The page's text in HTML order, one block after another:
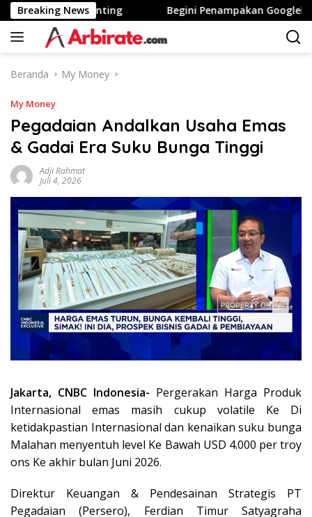
Langsung
ke
konten
Breaking News
Tinggi Stunting Begini Penampakan Googlebook
Beranda My Money
My Money
Pegadaian Andalkan Usaha Emas
& Gadai Era Suku Bunga Tinggi
Adji Rahmat
Juli 4, 2026
Jakarta, CNBC Indonesia- Pergerakan Harga Produk
Internasional emas masih cukup volatile Ke Di
ketidakpastian Internasional dan kenaikan suku bunga
Malahan menyentuh level Ke Bawah USD 4.000 per troy
ons Ke akhir bulan Juni 2026.
Direktur Keuangan & Pendesainan Strategis PT
Pegadaian (Persero), Ferdian Timur Satyagraha